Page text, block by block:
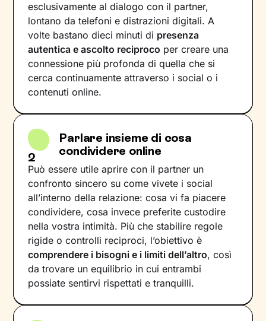
esclusivamente al dialogo con il partner,
lontano da telefoni e distrazioni digitali. A
volte bastano dieci minuti di presenza
autentica e ascolto reciproco per creare una
connessione più profonda di quella che si
cerca continuamente attraverso i social o i
contenuti online.
2
Parlare insieme di cosa
condividere online
Può essere utile aprire con il partner un
confronto sincero su come vivete i social
all’interno della relazione: cosa vi fa piacere
condividere, cosa invece preferite custodire
nella vostra intimità. Più che stabilire regole
rigide o controlli reciproci, l’obiettivo è
comprendere i bisogni e i limiti dell’altro, così
da trovare un equilibrio in cui entrambi
possiate sentirvi rispettati e tranquilli.